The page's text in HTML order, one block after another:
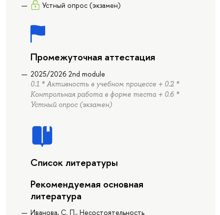
Устный опрос (экзамен)
Промежуточная аттестация
2025/2026 2nd module
0.1 * Активность в учебном процессе + 0.2 *
Контрольная работа в форме теста + 0.6 *
Устный опрос (экзамен)
Список литературы
Рекомендуемая основная
литература
Иванова, С. П., Несостоятельность